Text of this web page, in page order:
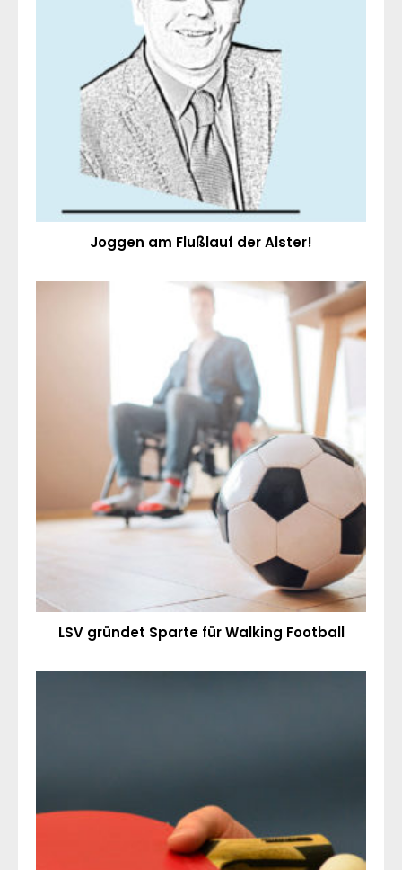
Joggen am Flußlauf der Alster!
LSV gründet Sparte für Walking Football